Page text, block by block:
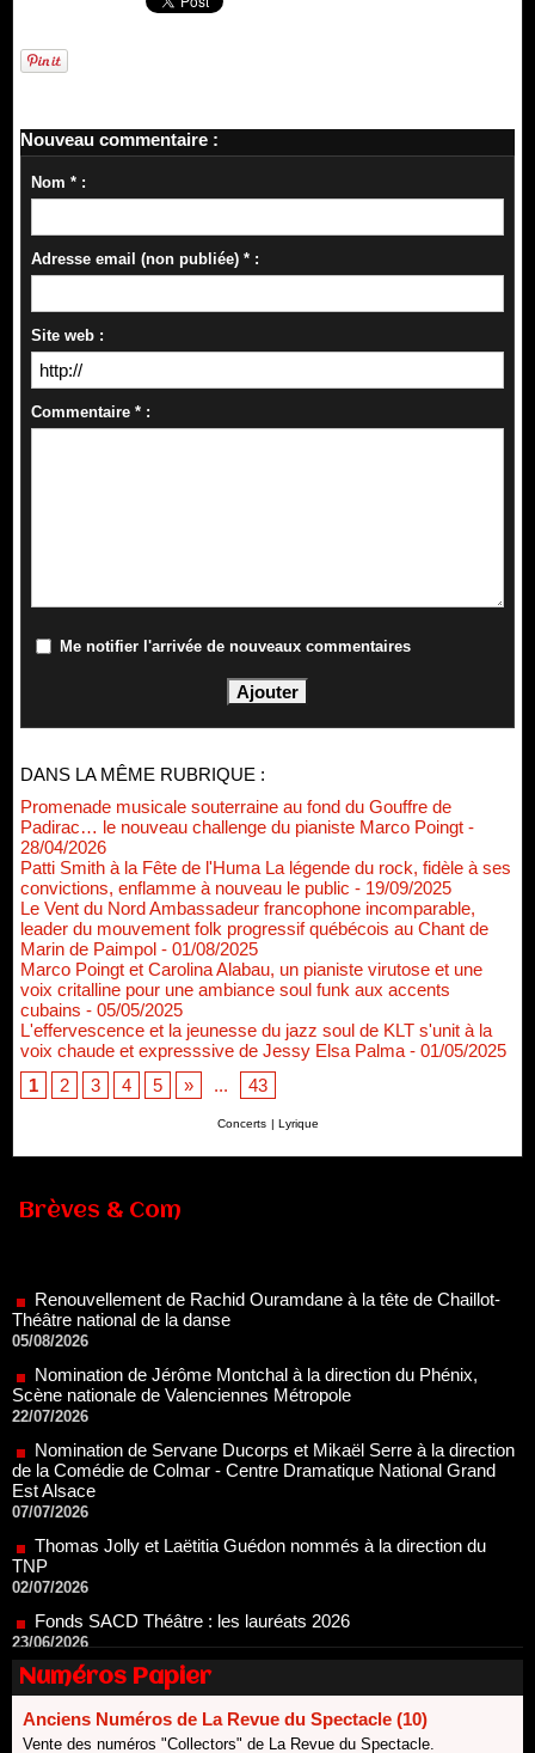
Nouveau commentaire :
Nom * :
Adresse email (non publiée) * :
Site web :
Commentaire * :
Me notifier l'arrivée de nouveaux commentaires
DANS LA MÊME RUBRIQUE :
Promenade musicale souterraine au fond du Gouffre de
Padirac… le nouveau challenge du pianiste Marco Poingt -
28/04/2026
Patti Smith à la Fête de l'Huma La légende du rock, fidèle à ses
convictions, enflamme à nouveau le public - 19/09/2025
Le Vent du Nord Ambassadeur francophone incomparable,
leader du mouvement folk progressif québécois au Chant de
Marin de Paimpol - 01/08/2025
Marco Poingt et Carolina Alabau, un pianiste virutose et une
voix critalline pour une ambiance soul funk aux accents
cubains - 05/05/2025
L'effervescence et la jeunesse du jazz soul de KLT s'unit à la
voix chaude et expresssive de Jessy Elsa Palma - 01/05/2025
1
2 3 4 5 » ... 43
Concerts | Lyrique
Brèves & Com
Nomination de Jérôme Montchal à la direction du Phénix,
Scène nationale de Valenciennes Métropole
Nomination de Servane Ducorps et Mikaël Serre à la direction
de la Comédie de Colmar - Centre Dramatique National Grand
07/07/2026
Thomas Jolly et Laëtitia Guédon nommés à la direction du
TNP
Fonds SACD Théâtre : les lauréats 2026
23/06/2026
Dispositif ARTCENA Écrire pour le cirque, les lauréats 2026 !
20/06/2026
Le palmarès des prix SACD 2026
18/06/2026
Les 10 lauréats du Fonds Grandes Formes Théâtre 2026
SACD
Numéros Papier
Anciens Numéros de La Revue du Spectacle (10)
Vente des numéros "Collectors" de La Revue du Spectacle.